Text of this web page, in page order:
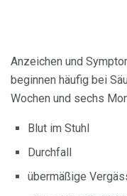
Anzeichen und
beginnen häufig bei
Wochen und sechs
Blut im Stuhl
Durchfall
übermäßige